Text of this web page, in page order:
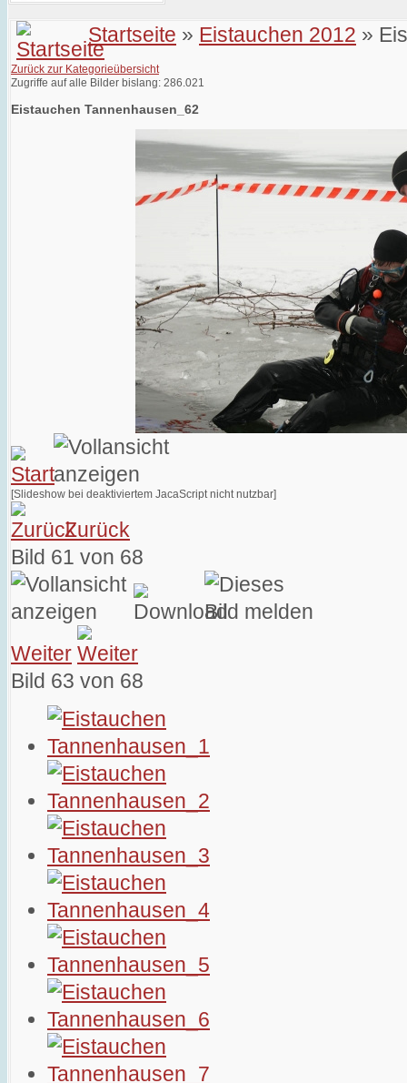
Startseite » Eistauchen 2012 »
Zurück zur Kategorieübersicht
Zugriffe auf alle Bilder bislang: 286.021
Eistauchen Tannenhausen_62
[Slideshow bei deaktiviertem JacaScript nicht nutzbar]
Zurück
Bild 61 von 68
Weiter
Bild 63 von 68